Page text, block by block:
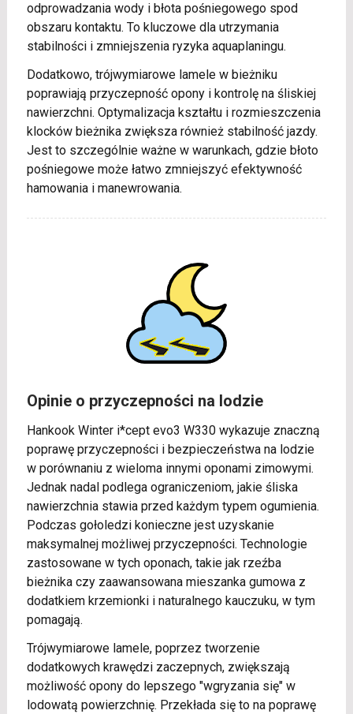
odprowadzania wody i błota pośniegowego spod
obszaru kontaktu. To kluczowe dla utrzymania
stabilności i zmniejszenia ryzyka aquaplaningu.
Dodatkowo, trójwymiarowe lamele w bieżniku
poprawiają przyczepność opony i kontrolę na śliskiej
nawierzchni. Optymalizacja kształtu i rozmieszczenia
klocków bieżnika zwiększa również stabilność jazdy.
Jest to szczególnie ważne w warunkach, gdzie błoto
pośniegowe może łatwo zmniejszyć efektywność
hamowania i manewrowania.
Opinie o przyczepności na lodzie
Hankook Winter i*cept evo3 W330 wykazuje znaczną
poprawę przyczepności i bezpieczeństwa na lodzie
w porównaniu z wieloma innymi oponami zimowymi.
Jednak nadal podlega ograniczeniom, jakie śliska
nawierzchnia stawia przed każdym typem ogumienia.
Podczas gołoledzi konieczne jest uzyskanie
maksymalnej możliwej przyczepności. Technologie
zastosowane w tych oponach, takie jak rzeźba
bieżnika czy zaawansowana mieszanka gumowa z
dodatkiem krzemionki i naturalnego kauczuku, w tym
pomagają.
Trójwymiarowe lamele, poprzez tworzenie
dodatkowych krawędzi zaczepnych, zwiększają
możliwość opony do lepszego "wgryzania się" w
lodowatą powierzchnię. Przekłada się to na poprawę